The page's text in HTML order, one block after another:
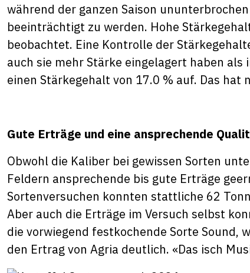
während der ganzen Saison
beeinträchtigt zu werden. Hohe
beobachtet. Eine Kontrolle der
auch sie mehr Stärke eingelagert haben
einen Stärkegehalt von 17.0 % auf. Das
Gute Erträge und eine ansprechende
Obwohl die Kaliber bei gewissen Sorten
Feldern ansprechende bis gute Erträge
Sortenversuchen konnten stattliche 62
Aber auch die Erträge im Versuch selbst
die vorwiegend festkochende Sorte
den Ertrag von Agria deutlich. «Das isch